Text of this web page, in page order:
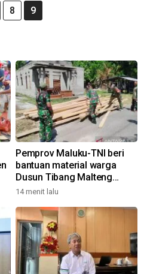
8 9
Pemprov Maluku-TNI beri
bantuan material warga
Dusun Tibang Malteng
percepat rehabilitasi
14 menit lalu